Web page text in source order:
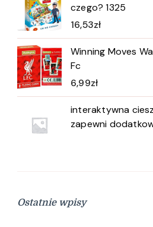
czego? 1325
16,53zł
Winning Moves
Fc
6,99zł
interaktywna
zapewni
Ostatnie wpisy